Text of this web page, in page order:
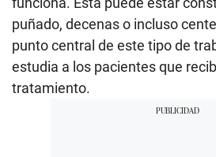
puñado, decenas o incluso
punto central de este tipo de
estudia a los pacientes que
tratamiento.